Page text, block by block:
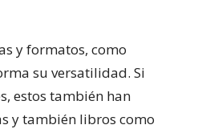
y formatos, como
su versatilidad. Si
estos también han
y también libros como